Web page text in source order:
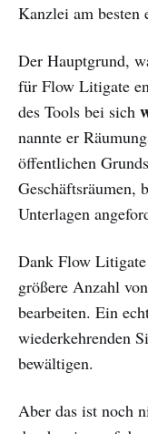
Kanzlei am besten
Der Hauptgrund,
für Flow Litigate
des Tools bei sich
nannte er
öffentlichen
Geschäftsräumen,
Unterlagen
Dank Flow
größere Anzahl
bearbeiten. Ein
wiederkehrenden
bewältigen.
Aber das ist noch